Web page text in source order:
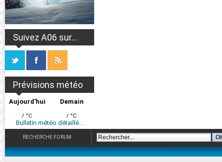
Suivez A06 sur...
Prévisions météo
Aujourd'hui
/ °C
Demain
/ °C
Bulletin météo détaillé...
RECHERCHE FORUM